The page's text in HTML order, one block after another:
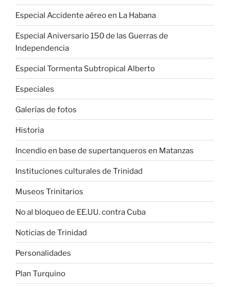
Especial Accidente aéreo en La Habana
Especial Aniversario 150 de las Guerras de
Independencia
Especial Tormenta Subtropical Alberto
Especiales
Galerías de fotos
Historia
Incendio en base de supertanqueros en Matanzas
Instituciones culturales de Trinidad
Museos Trinitarios
No al bloqueo de EE.UU. contra Cuba
Noticias de Trinidad
Personalidades
Plan Turquino